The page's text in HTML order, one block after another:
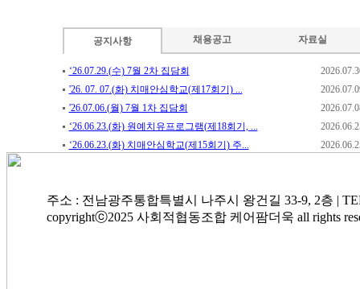
공지사항 채용공고 자료실
‘26.07.29.(수) 7월 2차 집담회
'26. 07. 07.(화) 치매안심학교(제17회기) ...
'26.07.06.(월) 7월 1차 집담회
‘26.06.23.(화) 원예치유프로그램(제18회기, ...
‘26.06.23.(화) 치매안심학교(제15회기) 주...
주소 : 전남광주통합특별시 나주시 왕건길 33-9, 2층 |
copyrightⓒ2025 사회적협동조합 케어팜더욱 all rights